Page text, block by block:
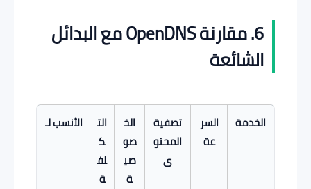
6. مقارنة OpenDNS مع البدائل
الشائعة
الخدمة
السر
عة
تصفية
المحتو
ى
الخ
صو
صي
ة
الت
ك
لف
ة
الأنسب لـ